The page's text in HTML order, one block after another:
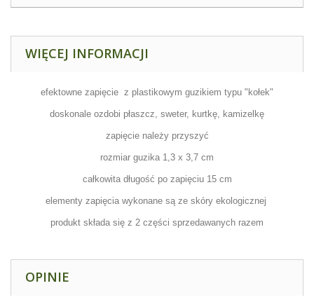
WIĘCEJ INFORMACJI
efektowne zapięcie z plastikowym guzikiem typu "kołek"
doskonale ozdobi płaszcz, sweter, kurtkę, kamizelkę
zapięcie należy przyszyć
rozmiar guzika 1,3 x 3,7 cm
całkowita długość po zapięciu 15 cm
elementy zapięcia wykonane są ze skóry ekologicznej
produkt składa się z 2 części sprzedawanych razem
OPINIE